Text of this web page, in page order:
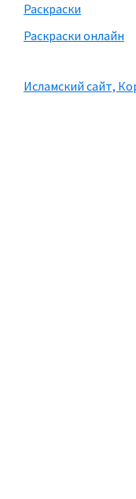
Раскраски
Раскраски онлайн
Исламский сайт,